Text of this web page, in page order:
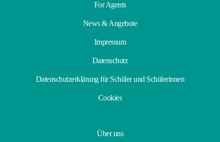
For Agents
News & Angebote
Impressum
Datenschutz
Datenschutzerklärung für Schüler und Schülerinnen
Cookies
Über uns